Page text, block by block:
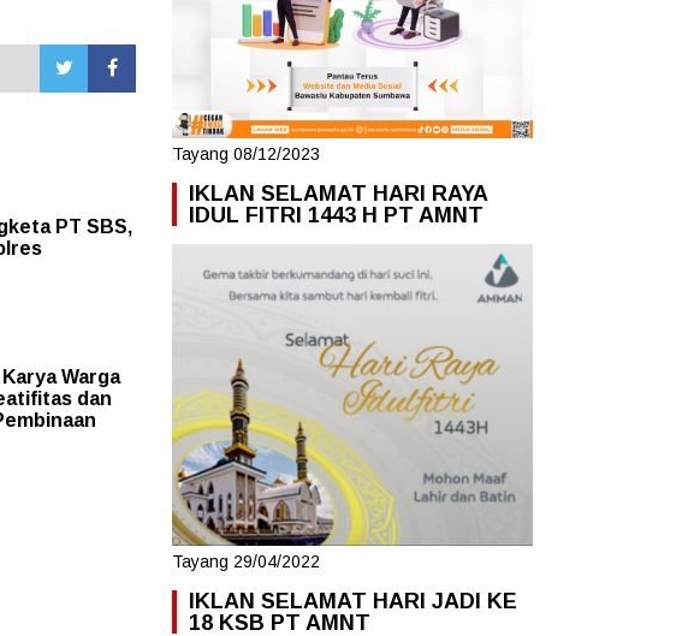
PT SBS,
Warga
dan
Tayang 08/12/2023
IKLAN SELAMAT HARI RAYA
IDUL FITRI 1443 H PT AMNT
Tayang 29/04/2022
IKLAN SELAMAT HARI JADI KE
18 KSB PT AMNT